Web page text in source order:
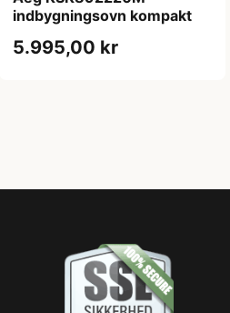
indbygningsovn kompakt
5.995,00 kr